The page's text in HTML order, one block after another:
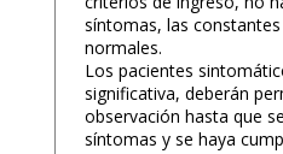
síntomas, las constantes
normales.
Los pacientes
significativa, deberán
observación hasta que
síntomas y se haya